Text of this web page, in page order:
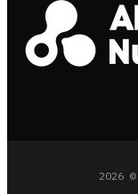
2026